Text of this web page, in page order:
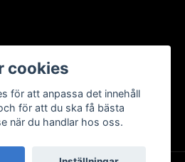
cookies
för att anpassa det innehåll
för att du ska få bästa
när du handlar hos oss.